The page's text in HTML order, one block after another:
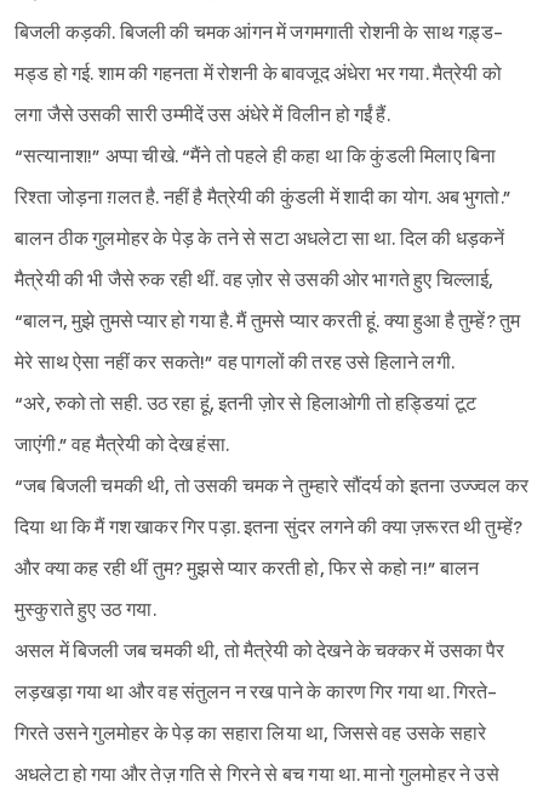
बिजली कड़की. बिजली की चमक आंगन में जगमगाती रोशनी के साथ गड़्ड-
मड्ड हो गई. शाम की गहनता में रोशनी के बावजूद अंधेरा भर गया. मैत्रेयी को
लगा जैसे उसकी सारी उम्मीदें उस अंधेरे में विलीन हो गईं हैं.
“सत्यानाश!” अप्पा चीखे. “मैंने तो पहले ही कहा था कि कुंडली मिलाए बिना
रिश्ता जोड़ना ग़लत है. नहीं है मैत्रेयी की कुंडली में शादी का योग. अब भुगतो.”
बालन ठीक गुलमोहर के पेड़ के तने से सटा अधलेटा सा था. दिल की धड़कनें
मैत्रेयी की भी जैसे रुक रही थीं. वह ज़ोर से उसकी ओर भागते हुए चिल्लाई,
“बालन, मुझे तुमसे प्यार हो गया है. मैं तुमसे प्यार करती हूं. क्या हुआ है तुम्हें? तुम
मेरे साथ ऐसा नहीं कर सकते!” वह पागलों की तरह उसे हिलाने लगी.
“अरे, रुको तो सही. उठ रहा हूं, इतनी ज़ोर से हिलाओगी तो हड्डियां टूट
जाएंगी.” वह मैत्रेयी को देख हंसा.
“जब बिजली चमकी थी, तो उसकी चमक ने तुम्हारे सौंदर्य को इतना उज्ज्वल कर
दिया था कि मैं गश खाकर गिर पड़ा. इतना सुंदर लगने की क्या ज़रूरत थी तुम्हें?
और क्या कह रही थीं तुम? मुझसे प्यार करती हो, फिर से कहो न!” बालन
मुस्कुराते हुए उठ गया.
असल में बिजली जब चमकी थी, तो मैत्रेयी को देखने के चक्कर में उसका पैर
लड़खड़ा गया था और वह संतुलन न रख पाने के कारण गिर गया था. गिरते-
गिरते उसने गुलमोहर के पेड़ का सहारा लिया था, जिससे वह उसके सहारे
अधलेटा हो गया और तेज़ गति से गिरने से बच गया था. मानो गुलमोहर ने उसे